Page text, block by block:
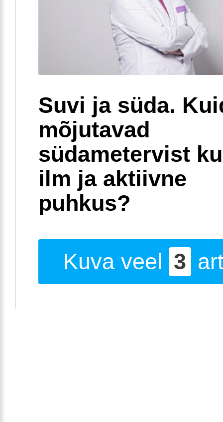
Suvi ja süda.
mõjutavad
südametervist
ilm ja aktiivne
puhkus?
Kuva veel 3